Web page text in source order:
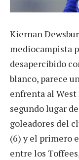
Kiernan
mediocampista
desapercibido
blanco, parece
enfrenta al West
segundo lugar
goleadores del
(6) y el primero
entre los